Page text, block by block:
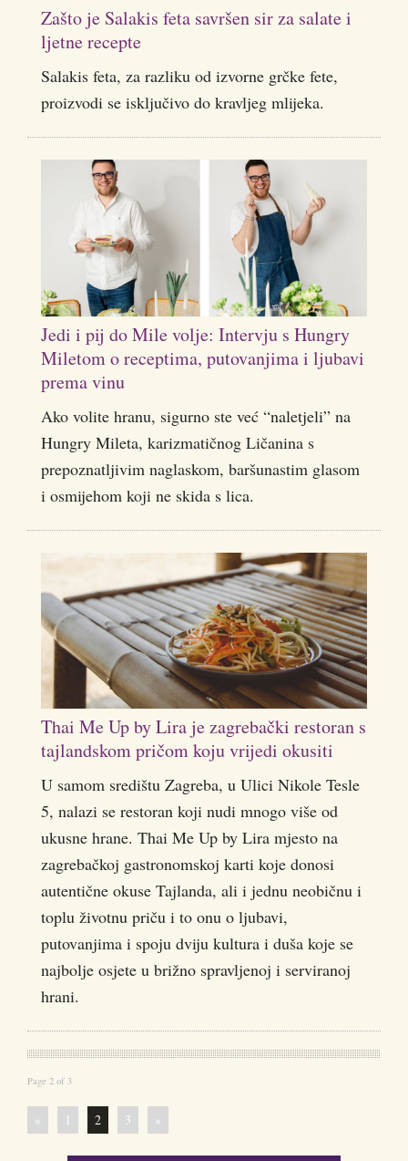
Zašto je Salakis feta savršen sir za salate i
ljetne recepte
Salakis feta, za razliku od izvorne grčke fete,
proizvodi se isključivo do kravljeg mlijeka.
Jedi i pij do Mile volje: Intervju s Hungry
Miletom o receptima, putovanjima i ljubavi
prema vinu
Ako volite hranu, sigurno ste već “naletjeli” na
Hungry Mileta, karizmatičnog Ličanina s
prepoznatljivim naglaskom, baršunastim glasom
i osmijehom koji ne skida s lica.
Thai Me Up by Lira je zagrebački restoran s
tajlandskom pričom koju vrijedi okusiti
U samom središtu Zagreba, u Ulici Nikole Tesle
5, nalazi se restoran koji nudi mnogo više od
ukusne hrane. Thai Me Up by Lira mjesto na
zagrebačkoj gastronomskoj karti koje donosi
autentične okuse Tajlanda, ali i jednu neobičnu i
toplu životnu priču i to onu o ljubavi,
putovanjima i spoju dviju kultura i duša koje se
najbolje osjete u brižno spravljenoj i serviranoj
hrani.
Page 2 of 3
« 1 2 3 »